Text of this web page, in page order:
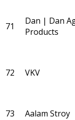
71
Dan | Dan
Products
72 VKV
73 Aalam Stroy